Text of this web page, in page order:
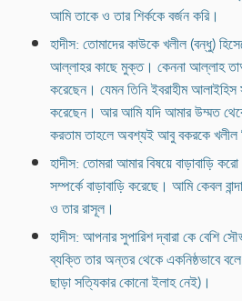
আমি তাকে ও তার শির্ককে বর্জন করি।
হাদীস: তোমাদের কাউকে খলীল (বন্ধু)
আল্লাহর কাছে মুক্ত। কেননা আল্লাহ
করেছেন। যেমন তিনি ইবরাহীম আলাইহিস
করেছেন। আর আমি যদি আমার উম্মত
করতাম তাহলে অবশ্যই আবু বকরকে খলীল
হাদীস: তোমরা আমার বিষয়ে বাড়াবাড়ি করো
সম্পর্কে বাড়াবাড়ি করেছে। আমি কেবল
ও তার রাসূল।
হাদীস: আপনার সুপারিশ দ্বারা কে বেশি
ব্যক্তি তার অন্তর থেকে একনিষ্ঠভাবে
ছাড়া সত্যিকার কোনো ইলাহ নেই)।